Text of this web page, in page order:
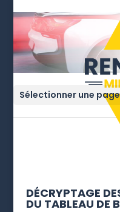
Sélectionner une page
DÉCRYPTAGE
DU TABLEAU DE